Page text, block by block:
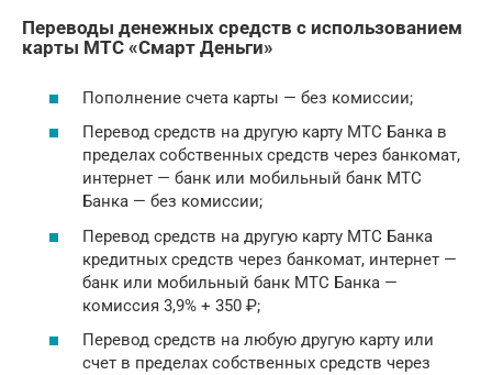
Переводы денежных средств с использованием
карты МТС «Смарт Деньги»
Пополнение счета карты — без комиссии;
Перевод средств на другую карту МТС Банка в
пределах собственных средств через банкомат,
интернет — банк или мобильный банк МТС
Банка — без комиссии;
Перевод средств на другую карту МТС Банка
кредитных средств через банкомат, интернет —
банк или мобильный банк МТС Банка —
комиссия 3,9% + 350 ₽;
Перевод средств на любую другую карту или
счет в пределах собственных средств через